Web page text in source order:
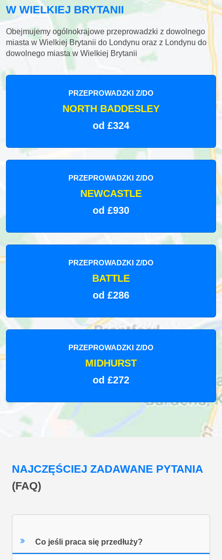
W WIELKIEJ BRYTANII
Obejmujemy ogólnokrajowe przeprowadzki z dowolnego
miasta w Wielkiej Brytanii do Londynu oraz z Londynu do
dowolnego miasta w Wielkiej Brytanii
PRZEPROWADZKI Z/DO
NORTH BADDESLEY
od £324
PRZEPROWADZKI Z/DO
NEWCASTLE
od £930
PRZEPROWADZKI Z/DO
BATTLE
od £286
PRZEPROWADZKI Z/DO
MIDHURST
od £272
NAJCZĘŚCIEJ ZADAWANE PYTANIA
(FAQ)
Co jeśli praca się przedłuży?